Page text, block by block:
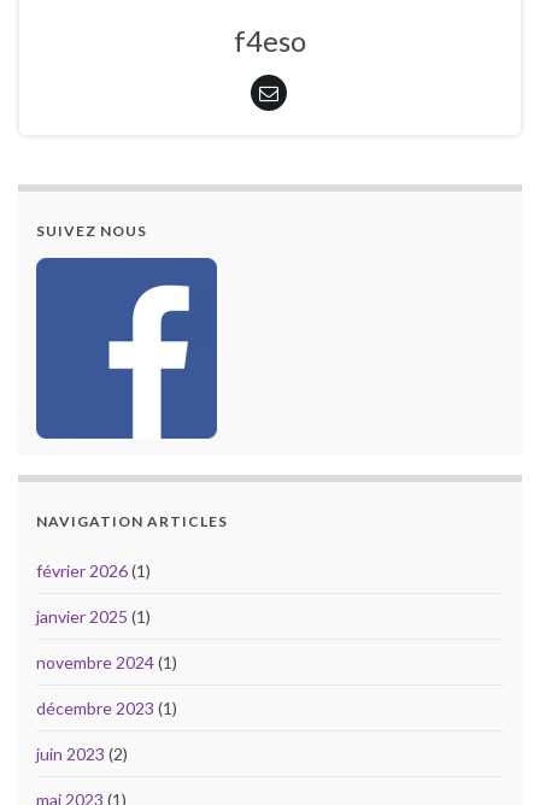
f4eso
SUIVEZ NOUS
NAVIGATION ARTICLES
février 2026(1)
janvier 2025 (1)
novembre 2024(1)
décembre 2023 (1)
juin 2023 (2)
mai 2023 (1)